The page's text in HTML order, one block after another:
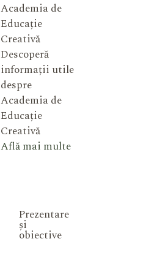
Academia de
Educație
Creativă
Descoperă
informații utile
despre
Academia de
Educație
Creativă
Află mai multe
Prezentare
și
obiective